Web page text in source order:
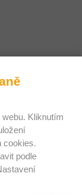
Kliknutím
cookies.
podle